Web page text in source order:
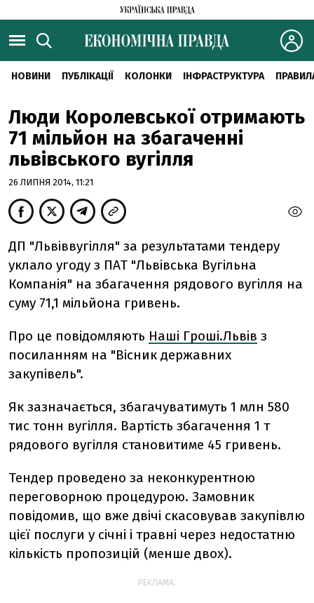
НОВИНИ ПУБЛІКАЦІЇ КОЛОНКИ ІНФРАСТРУКТУРА
Люди Королевської отримають
71 мільйон на збагаченні
львівського вугілля
26 ЛИПНЯ 2014, 11:21
ДП "Львіввугілля" за результатами тендеру
уклало угоду з ПАТ "Львівська Вугільна
Компанія" на збагачення рядового вугілля на
суму 71,1 мільйона гривень.
Про це повідомляють Наші Гроші.Львів з
посиланням на "Вісник державних
закупівель".
Як зазначається, збагачуватимуть 1 млн 580
тис тонн вугілля. Вартість збагачення 1 т
рядового вугілля становитиме 45 гривень.
Тендер проведено за неконкурентною
переговорною процедурою. Замовник
повідомив, що вже двічі скасовував закупівлю
цієї послуги у січні і травні через недостатню
кількість пропозицій (менше двох).
РЕКЛАМА: